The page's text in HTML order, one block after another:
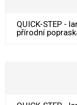
QUICK-STEP -
přírodní